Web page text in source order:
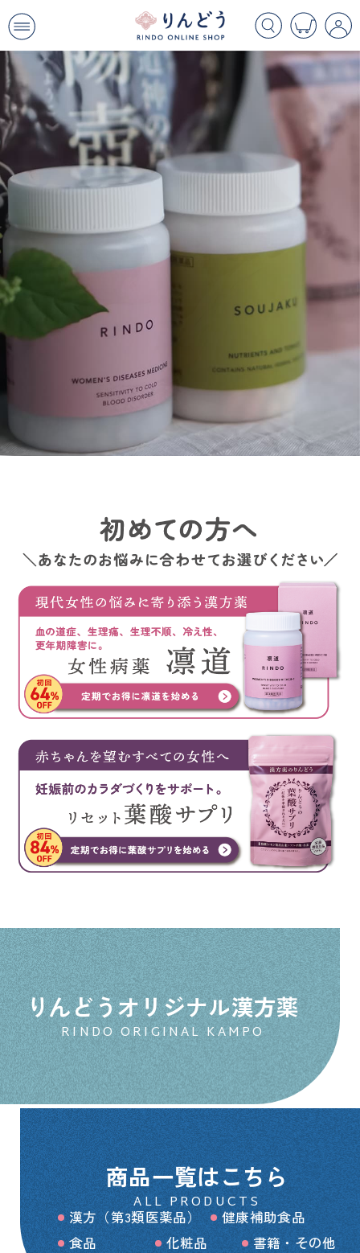
りんどうオリジナル漢方薬
RINDO ORIGINAL KAMPO
商品一覧はこちら
ALL PRODUCTS
漢方（第3類医薬品）
健康補助食品
食品
化粧品 書籍・その他